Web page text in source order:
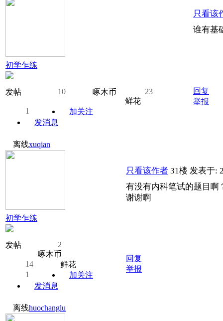
初学乍练
发帖 10 啄木币
23
鲜花
1
加关注
发消息
只看该
谁有基
回复
举报
离线xuqian
初学乍练
发帖
2
啄木币
14
鲜花
1
加关注
发消息
只看该作者 31楼 发表于:
有没有内科笔试的题目啊
谢谢啊
回复
举报
离线huochanglu